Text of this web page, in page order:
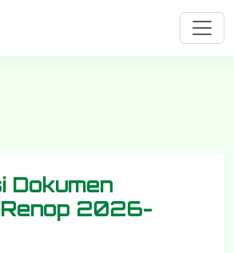
Dokumen
2026-